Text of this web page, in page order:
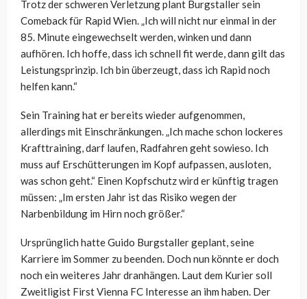
Trotz der schweren Verletzung plant Burgstaller sein
Comeback für Rapid Wien. „Ich will nicht nur einmal in der
85. Minute eingewechselt werden, winken und dann
aufhören. Ich hoffe, dass ich schnell fit werde, dann gilt das
Leistungsprinzip. Ich bin überzeugt, dass ich Rapid noch
helfen kann.“
Sein Training hat er bereits wieder aufgenommen,
allerdings mit Einschränkungen. „Ich mache schon lockeres
Krafttraining, darf laufen, Radfahren geht sowieso. Ich
muss auf Erschütterungen im Kopf aufpassen, ausloten,
was schon geht.“ Einen Kopfschutz wird er künftig tragen
müssen: „Im ersten Jahr ist das Risiko wegen der
Narbenbildung im Hirn noch größer.“
Ursprünglich hatte Guido Burgstaller geplant, seine
Karriere im Sommer zu beenden. Doch nun könnte er doch
noch ein weiteres Jahr dranhängen. Laut dem Kurier soll
Zweitligist First Vienna FC Interesse an ihm haben. Der